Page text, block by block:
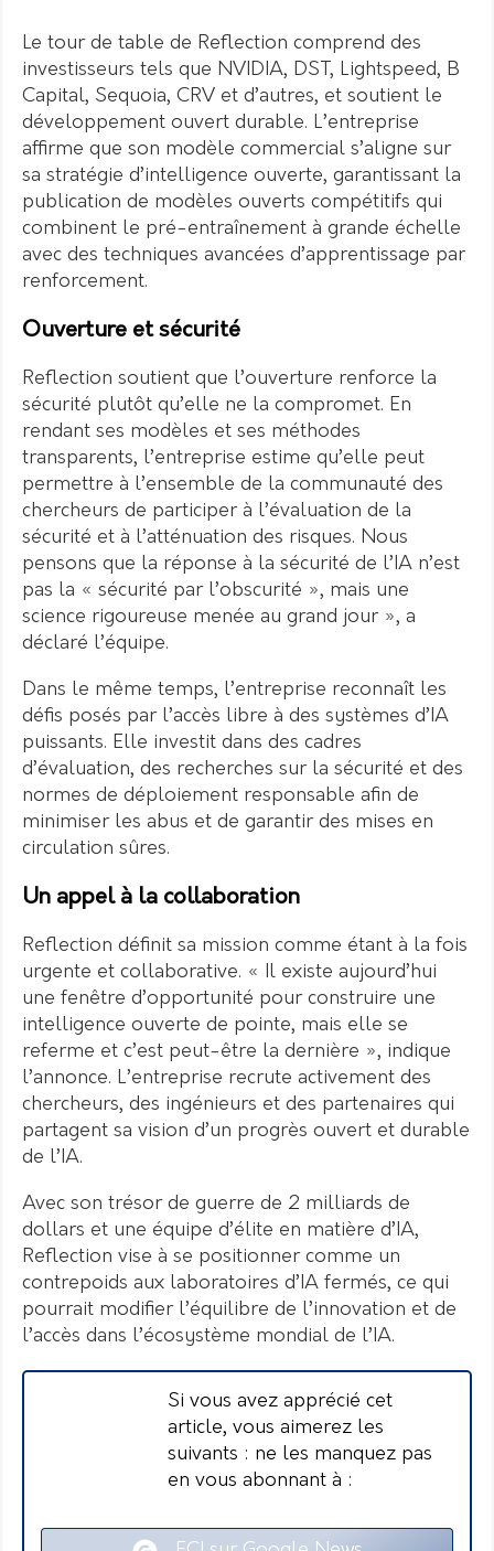
Le tour de table de Reflection comprend des
investisseurs tels que NVIDIA, DST, Lightspeed, B
Capital, Sequoia, CRV et d’autres, et soutient le
développement ouvert durable. L’entreprise
affirme que son modèle commercial s’aligne sur
sa stratégie d’intelligence ouverte, garantissant la
publication de modèles ouverts compétitifs qui
combinent le pré-entraînement à grande échelle
avec des techniques avancées d’apprentissage par
renforcement.
Ouverture et sécurité
Reflection soutient que l’ouverture renforce la
sécurité plutôt qu’elle ne la compromet. En
rendant ses modèles et ses méthodes
transparents, l’entreprise estime qu’elle peut
permettre à l’ensemble de la communauté des
chercheurs de participer à l’évaluation de la
sécurité et à l’atténuation des risques. Nous
pensons que la réponse à la sécurité de l’IA n’est
pas la « sécurité par l’obscurité », mais une
science rigoureuse menée au grand jour », a
déclaré l’équipe.
Dans le même temps, l’entreprise reconnaît les
défis posés par l’accès libre à des systèmes d’IA
puissants. Elle investit dans des cadres
d’évaluation, des recherches sur la sécurité et des
normes de déploiement responsable afin de
minimiser les abus et de garantir des mises en
circulation sûres.
Un appel à la collaboration
Reflection définit sa mission comme étant à la fois
urgente et collaborative. « Il existe aujourd’hui
une fenêtre d’opportunité pour construire une
intelligence ouverte de pointe, mais elle se
referme et c’est peut-être la dernière », indique
l’annonce. L’entreprise recrute activement des
chercheurs, des ingénieurs et des partenaires qui
partagent sa vision d’un progrès ouvert et durable
de l’IA.
Avec son trésor de guerre de 2 milliards de
dollars et une équipe d’élite en matière d’IA,
Reflection vise à se positionner comme un
contrepoids aux laboratoires d’IA fermés, ce qui
pourrait modifier l’équilibre de l’innovation et de
l’accès dans l’écosystème mondial de l’IA.
Si vous avez apprécié cet
article, vous aimerez les
suivants : ne les manquez pas
en vous abonnant à :